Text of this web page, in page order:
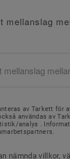
mellanslag
av Tarkett för
användas av
analys .
nämnda villkor,